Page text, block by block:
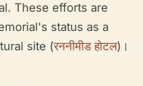
These efforts are
status as a
site (रननीमीड होटल)।